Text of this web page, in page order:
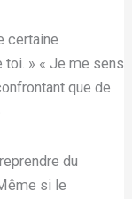
certaine
toi. » « Je me sens
que de
du
si le